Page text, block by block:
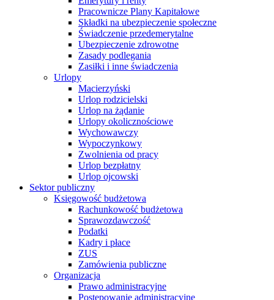
Pracownicze Plany Kapitałowe
Składki na ubezpieczenie społeczne
Świadczenie przedemerytalne
Ubezpieczenie zdrowotne
Zasady podlegania
Zasiłki i inne świadczenia
Urlopy
Macierzyński
Urlop rodzicielski
Urlop na żądanie
Urlopy okolicznościowe
Wychowawczy
Wypoczynkowy
Zwolnienia od pracy
Urlop bezpłatny
Urlop ojcowski
Sektor publiczny
Księgowość budżetowa
Rachunkowość budżetowa
Sprawozdawczość
Podatki
Kadry i płace
ZUS
Zamówienia publiczne
Organizacja
Prawo administracyjne
Postępowanie administracyjne